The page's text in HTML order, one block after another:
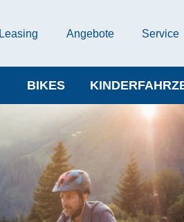
Leasing Angebote Service
BIKES